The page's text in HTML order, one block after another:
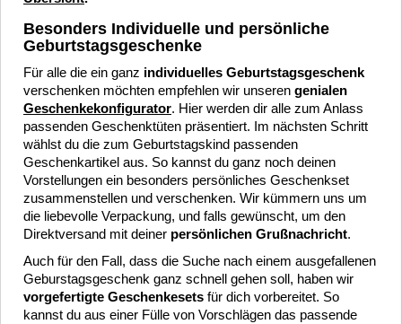
Besonders Individuelle und persönliche
Geburtstagsgeschenke
Für alle die ein ganz individuelles Geburtstagsgeschenk
verschenken möchten empfehlen wir unseren genialen
Geschenkekonfigurator. Hier werden dir alle zum Anlass
passenden Geschenktüten präsentiert. Im nächsten Schritt
wählst du die zum Geburtstagskind passenden
Geschenkartikel aus. So kannst du ganz noch deinen
Vorstellungen ein besonders persönliches Geschenkset
zusammenstellen und verschenken. Wir kümmern uns um
die liebevolle Verpackung, und falls gewünscht, um den
Direktversand mit deiner persönlichen Grußnachricht.
Auch für den Fall, dass die Suche nach einem ausgefallenen
Geburstagsgeschenk ganz schnell gehen soll, haben wir
vorgefertigte Geschenkesets für dich vorbereitet. So
kannst du aus einer Fülle von Vorschlägen das passende